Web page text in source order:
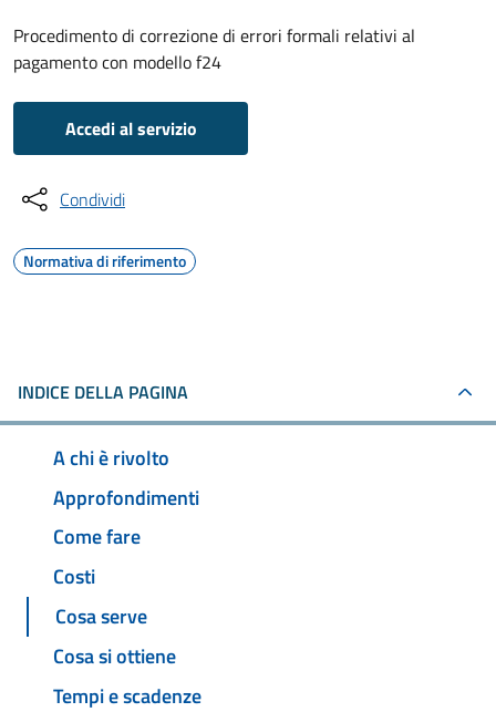
Procedimento di correzione di errori formali relativi al
pagamento con modello f24
Accedi al servizio
Condividi
Normativa di riferimento
INDICE DELLA PAGINA
A chi è rivolto
Approfondimenti
Come fare
Costi
Cosa serve
Cosa si ottiene
Tempi e scadenze